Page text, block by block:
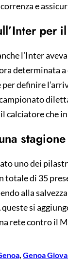
e
per
l’Inter
determinata
definire
calciatore che
uno dei
totale di 35
alla
queste si
rete contro il
, Genoa